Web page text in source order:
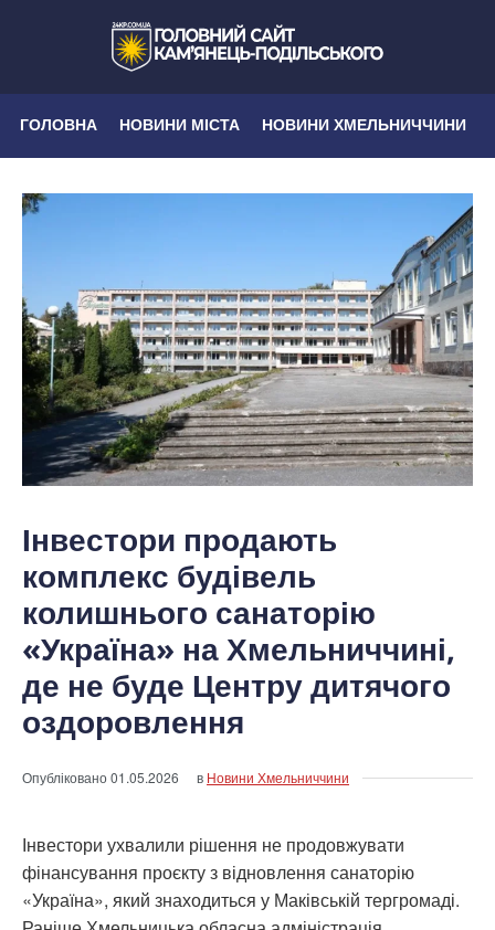
ГОЛОВНА НОВИНИ МІСТА НОВИНИ ХМЕЛЬНИЧЧИНИ
Інвестори продають
комплекс будівель
колишнього санаторію
«Україна» на Хмельниччині,
де не буде Центру дитячого
оздоровлення
Опубліковано01.05.2026 в Новини Хмельниччини
Інвестори ухвалили рішення не продовжувати
фінансування проєкту з відновлення санаторію
«Україна», який знаходиться у Маківській тергромаді.